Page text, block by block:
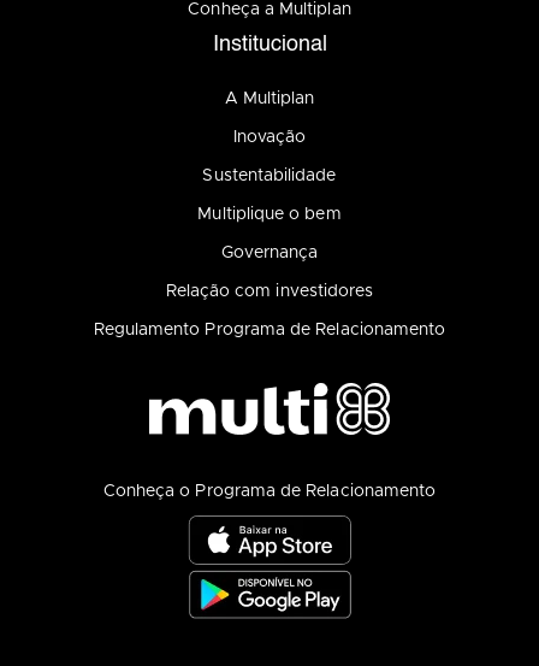
Conheça a Multiplan
Institucional
A Multiplan
Inovação
Sustentabilidade
Multiplique o bem
Governança
Relação com investidores
Regulamento Programa de Relacionamento
Conheça o Programa de Relacionamento